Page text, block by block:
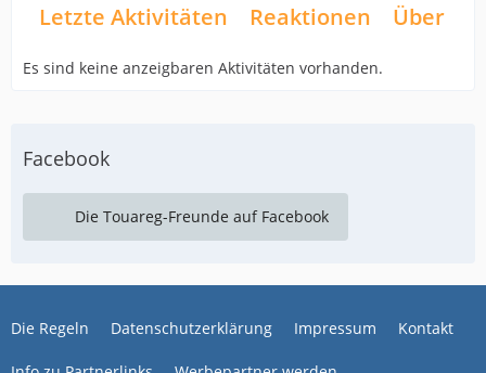
Letzte Aktivitäten Reaktionen Über
Es sind keine anzeigbaren Aktivitäten vorhanden.
Facebook
Die Touareg-Freunde auf Facebook
Die Regeln Datenschutzerklärung Impressum Kontakt